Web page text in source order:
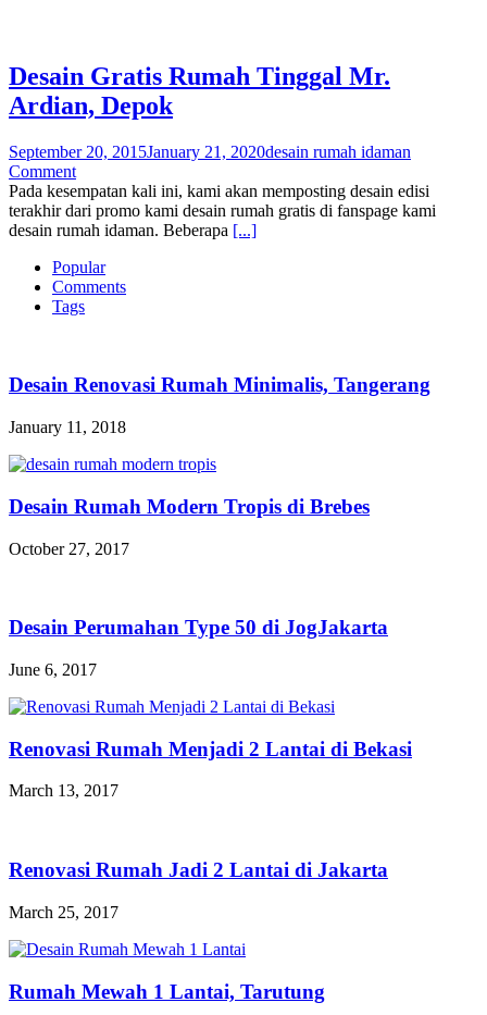
Desain Gratis Rumah Tinggal Mr.
Ardian, Depok
September 20, 2015January 21, 2020desain rumah idaman
Comment
Pada kesempatan kali ini, kami akan memposting desain edisi
terakhir dari promo kami desain rumah gratis di fanspage kami
desain rumah idaman. Beberapa [...]
Popular
Comments
Tags
Desain Renovasi Rumah Minimalis, Tangerang
January 11, 2018
Desain Rumah Modern Tropis di Brebes
October 27, 2017
Desain Perumahan Type 50 di JogJakarta
June 6, 2017
Renovasi Rumah Menjadi 2 Lantai di Bekasi
March 13, 2017
Renovasi Rumah Jadi 2 Lantai di Jakarta
March 25, 2017
Rumah Mewah 1 Lantai, Tarutung